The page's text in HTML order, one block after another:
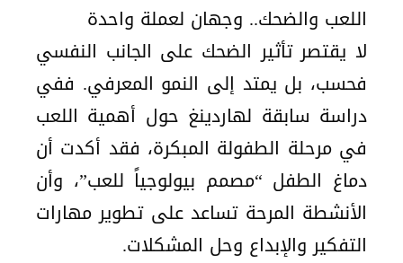
اللعب والضحك.. وجهان لعملة واحدة
لا يقتصر تأثير الضحك على الجانب النفسي
فحسب، بل يمتد إلى النمو المعرفي. ففي
دراسة سابقة لهاردينغ حول أهمية اللعب
في مرحلة الطفولة المبكرة، فقد أكدت أن
دماغ الطفل “مصمم بيولوجياً للعب”، وأن
الأنشطة المرحة تساعد على تطوير مهارات
التفكير والإبداع وحل المشكلات.